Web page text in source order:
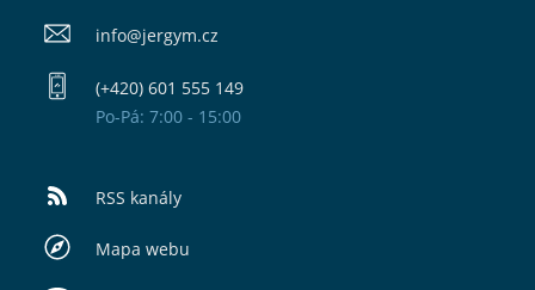
info@​jergym.cz
(+420) 601 555 149
Po-Pá: 7:00 - 15:00
RSS kanály
Mapa webu